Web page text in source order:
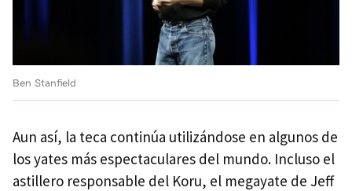
Ben Stanfield
Aun así, la teca continúa utilizándose en algunos de
los yates más espectaculares del mundo. Incluso el
astillero responsable del Koru, el megayate de Jeff